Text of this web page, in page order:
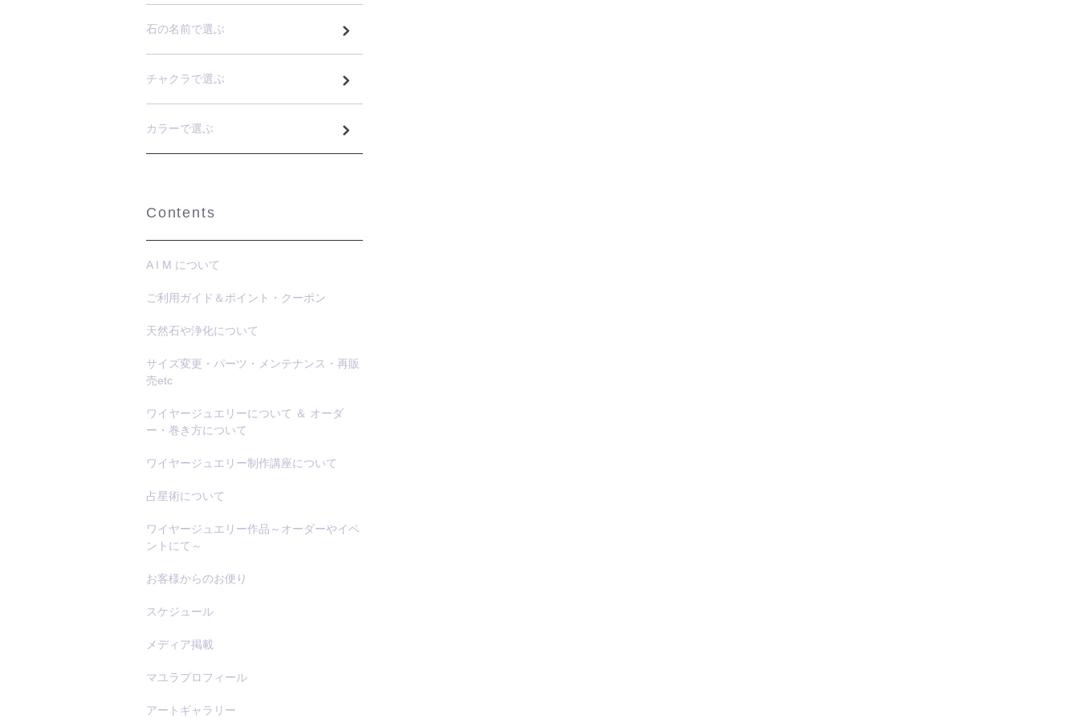
石の名前で選ぶ
チャクラで選ぶ
カラーで選ぶ
Contents
A I M について
ご利用ガイド＆ポイント・クーポン
天然石や浄化について
サイズ変更・パーツ・メンテナンス・再販
売etc
ワイヤージュエリーについて ＆ オーダ
ー・巻き方について
ワイヤージュエリー制作講座について
占星術について
ワイヤージュエリー作品～オーダーやイベ
ントにて～
お客様からのお便り
スケジュール
メディア掲載
マユラプロフィール
アートギャラリー